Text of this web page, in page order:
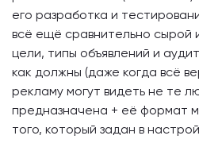
его разработка и
всё ещё сравнительно сырой
цели, типы объявлений и
как должны (даже когда всё
рекламу могут видеть не те
предназначена + её формат
того, который задан в